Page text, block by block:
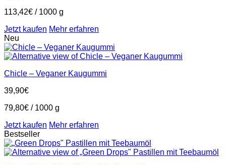
113,42€ / 1000 g
Jetzt kaufen Mehr erfahren
Neu
Chicle – Veganer Kaugummi
39,90€
79,80€ / 1000 g
Jetzt kaufen Mehr erfahren
Bestseller